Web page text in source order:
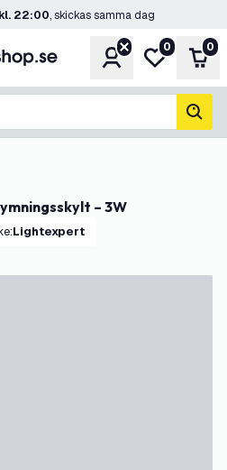
22:00, skickas samma dag
KontoMin0 0
sök
– 3W
: Lightexpert